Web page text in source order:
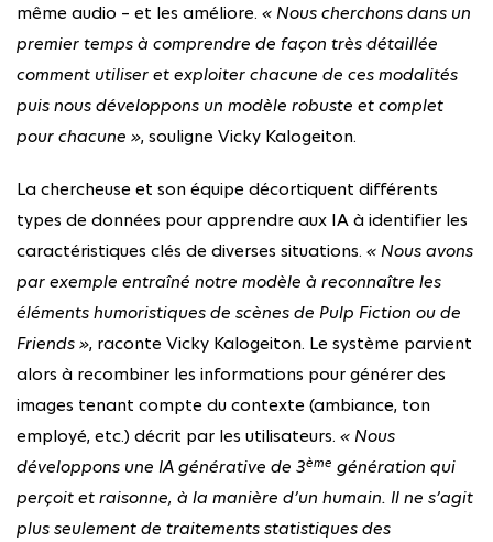
même audio – et les améliore. « Nous cherchons dans un
premier temps à comprendre de façon très détaillée
comment utiliser et exploiter chacune de ces modalités
puis nous développons un modèle robuste et complet
pour chacune », souligne Vicky Kalogeiton.
La chercheuse et son équipe décortiquent différents
types de données pour apprendre aux IA à identifier les
caractéristiques clés de diverses situations. « Nous avons
par exemple entraîné notre modèle à reconnaître les
éléments humoristiques de scènes de Pulp Fiction ou de
Friends », raconte Vicky Kalogeiton. Le système parvient
alors à recombiner les informations pour générer des
images tenant compte du contexte (ambiance, ton
employé, etc.) décrit par les utilisateurs. « Nous
développons une IA générative de 3ème génération qui
perçoit et raisonne, à la manière d’un humain. Il ne s’agit
plus seulement de traitements statistiques des